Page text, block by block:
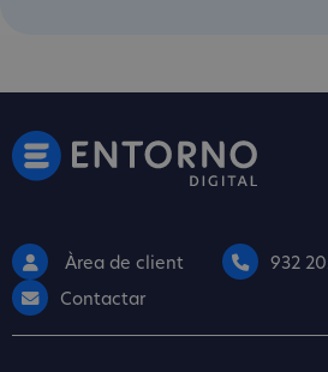
Àrea de client
932
Contactar